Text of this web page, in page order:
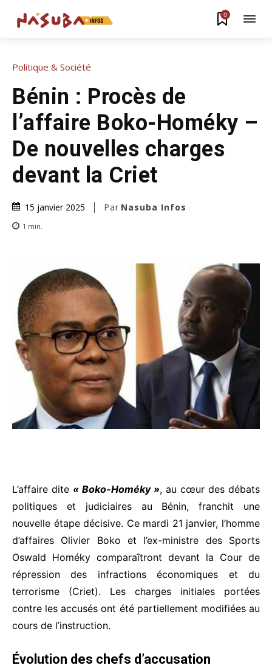
0
Politique & Société
Bénin : Procès de
l’affaire Boko-Homéky –
De nouvelles charges
devant la Criet
15 janvier 2025 Par Nasuba Infos
1 min.
L’affaire dite « Boko-Homéky », au cœur des débats
politiques et judiciaires au Bénin, franchit une
nouvelle étape décisive. Ce mardi 21 janvier, l’homme
d’affaires Olivier Boko et l’ex-ministre des Sports
Oswald Homéky comparaîtront devant la Cour de
répression des infractions économiques et du
terrorisme (Criet). Les charges initiales portées
contre les accusés ont été partiellement modifiées au
cours de l’instruction.
Évolution des chefs d’accusation